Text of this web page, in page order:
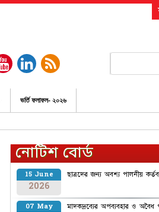
ভর্তি ফলাফল- ২০২৬
নোটিশ বোর্ড
15 June
2026
ছাত্রদের জন্য অবশ্য পালনীয়
07 May
মাদকদ্রব্যের অপব্যবহার ও অবৈধ